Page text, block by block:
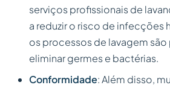
serviços profissionais de
a reduzir o risco de infecções
os processos de lavagem
eliminar germes e bactérias.
Conformidade: Além disso,